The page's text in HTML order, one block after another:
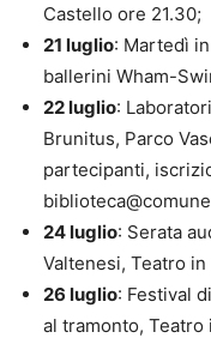
Castello ore 21.30;
21 luglio: Martedì
ballerini Wham-
22 luglio:
Brunitus, Parco
partecipanti,
24 luglio: Serata
Valtenesi, Teatro
26 luglio: Festival
al tramonto, Teatro